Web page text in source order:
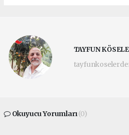
TAYFUN
Okuyucu Yorumları(0)